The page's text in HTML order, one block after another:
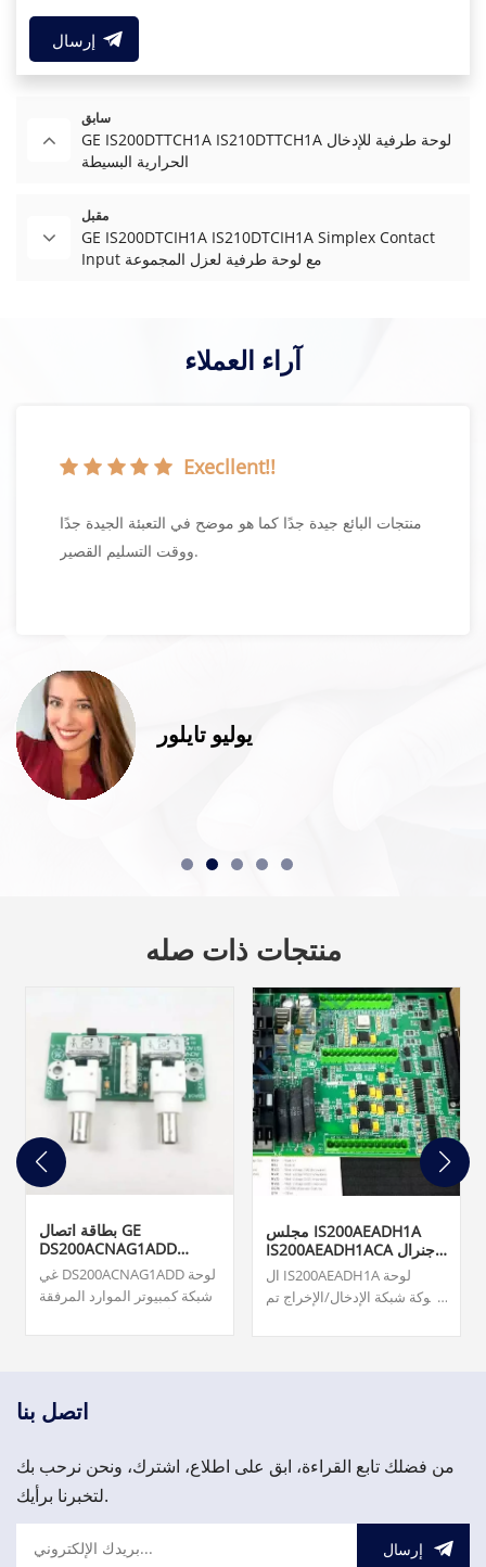
إرسال
سابق
GE IS200DTTCH1A IS210DTTCH1A لوحة طرفية للإدخال
الحرارية البسيطة
مقبل
GE IS200DTCIH1A IS210DTCIH1A Simplex Contact
Input مع لوحة طرفية لعزل المجموعة
آراء العملاء
Execllent!!
منتجات البائع جيدة جدًا كما هو موضح في التعبئة الجيدة جدًا
ووقت التسليم القصير.
يوليو تايلور
منتجات ذات صله
بطاقة اتصال GE
DS200ACNAG1ADD
ARCNETغي DS200ACNAG1ADD لوحة
شبكة كمبيوتر الموارد المرفقة
مراقبة التوربينات ونظام مراقبة
مجلس IS200AEADH1A
IS200AEADH1ACA جنرال
إلكتريكال IS200AEADH1A لوحة
شوكة شبكة الإدخال/الإخراج تم
جنرال إلكتريك GE Energy
اتصل بنا
من فضلك تابع القراءة، ابق على اطلاع، اشترك، ونحن نرحب بك
لتخبرنا برأيك.
إرسال